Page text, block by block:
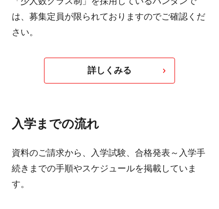
は、募集定員が限られておりますのでご確認くだ
さい。
詳しくみる
入学までの流れ
資料のご請求から、入学試験、合格発表～入学手
続きまでの手順やスケジュールを掲載していま
す。